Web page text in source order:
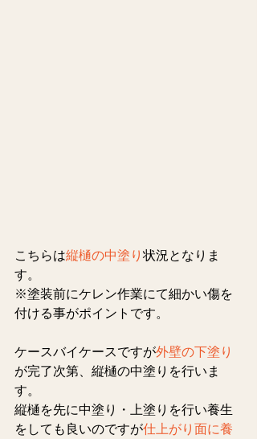
こちらは縦樋の中塗り 状況となりま
す。
※塗装前にケレン作業にて細かい傷を
付ける事がポイントです。
ケースバイケースですが外壁の下塗り
が完了次第、縦樋の中塗りを行いま
す。
縦樋を先に中塗り・上塗りを行い養生
をしても良いのですが仕上がり面に養